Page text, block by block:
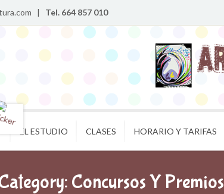
| Tel. 664 857 010
EL ESTUDIO CLASES HORARIO Y TARIFAS
Concursos Y Premios